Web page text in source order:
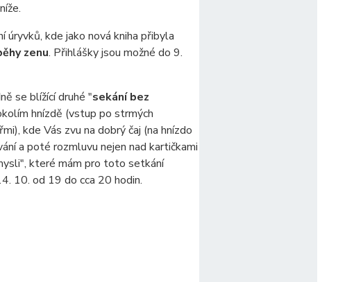
kde jako nová kniha přibyla
zenu. Přihlášky jsou možné do 9.
se blížící druhé "sekání bez
hnízdě (vstup po strmých
kde Vás zvu na dobrý čaj (na hnízdo
a poté rozmluvu nejen nad kartičkami
které mám pro toto setkání
10. od 19 do cca 20 hodin.